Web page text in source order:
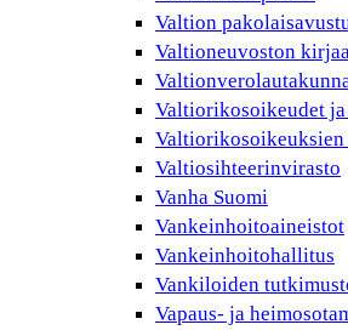
Valtion
Valtioneuvoston
Valtiorikosoikeudet
Valtiosihteerinvirasto
Vanha Suomi
Vankeinhoitoaineistot
Vankeinhoitohallitus
Vankiloiden
Vapaus- ja